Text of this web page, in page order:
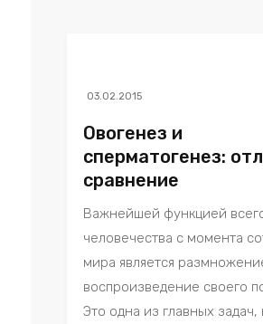
03.02.2015
Овогенез и
сперматогенез:
сравнение
Важнейшей функцией
человечества с момента
мира является
воспроизведение своего
Это одна из главных задач,